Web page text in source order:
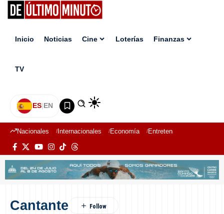
Inicio Noticias Cine Loterías Finanzas
TV
ES|EN
Nacionales Internacionales Economía Entretenimiento
Cantante